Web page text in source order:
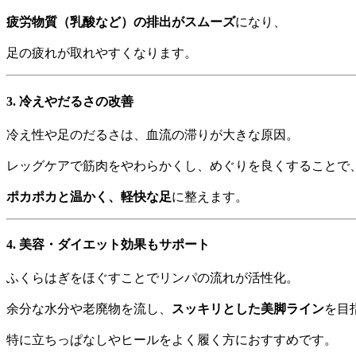
疲労物質（乳酸など）の排出がスムーズになり、
足の疲れが取れやすくなります。
3. 冷えやだるさの改善
冷え性や足のだるさは、血流の滞りが大きな原因。
レッグケアで筋肉をやわらかくし、めぐりを良くすることで、
ポカポカと温かく、軽快な足に整えます。
4. 美容・ダイエット効果もサポート
ふくらはぎをほぐすことでリンパの流れが活性化。
余分な水分や老廃物を流し、 スッキリとした美脚ラインを目
特に立ちっぱなしやヒールをよく履く方におすすめです。